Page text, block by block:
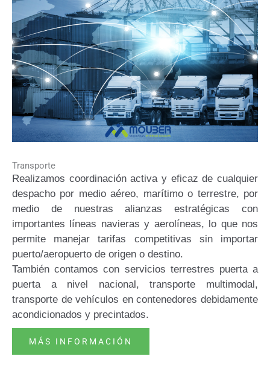
Transporte
Realizamos coordinación activa y eficaz de cualquier
despacho por medio aéreo, marítimo o terrestre, por
medio de nuestras alianzas estratégicas con
importantes líneas navieras y aerolíneas, lo que nos
permite manejar tarifas competitivas sin importar
puerto/aeropuerto de origen o destino.
También contamos con servicios terrestres puerta a
puerta a nivel nacional, transporte multimodal,
transporte de vehículos en contenedores debidamente
acondicionados y precintados.
MÁS INFORMACIÓN